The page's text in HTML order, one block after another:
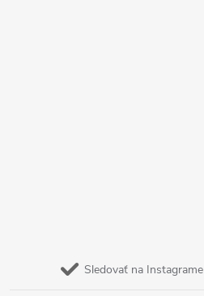
Sledovať na Instagrame